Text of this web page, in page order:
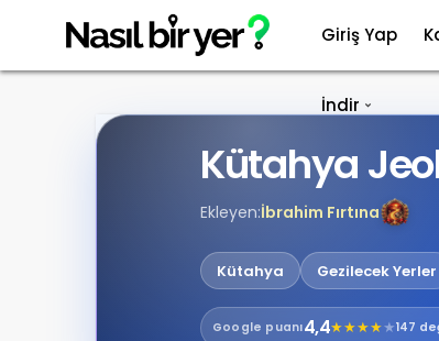
Giriş Yap
İndir
Kütahya
Ekleyen:İbrahim Fırtına
Kütahya Gezilecek Yerler
Google puanı4,4★★★★★147